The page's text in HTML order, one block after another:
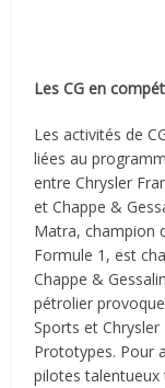
Les CG en
Les activités de
liées au
entre Chrysler
et Chappe &
Matra, champion
Formule 1, est
Chappe &
pétrolier
Sports et
Prototypes. Pour
pilotes talentueux